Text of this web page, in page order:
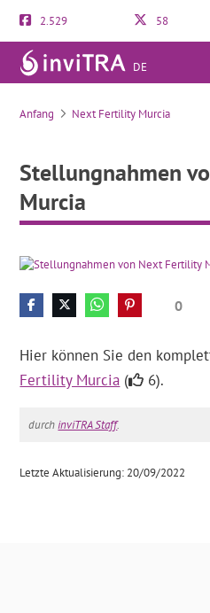
2.529 58
DE
Anfang Next Fertility Murcia
Stellungnahmen
Murcia
0
Hier können Sie den
Fertility Murcia ( 6).
durchinviTRA Staff.
Letzte Aktualisierung: 20/09/2022